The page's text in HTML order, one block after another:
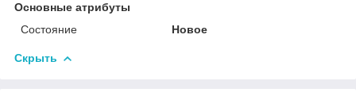
Основные атрибуты
Состояние
Новое
Скрыть